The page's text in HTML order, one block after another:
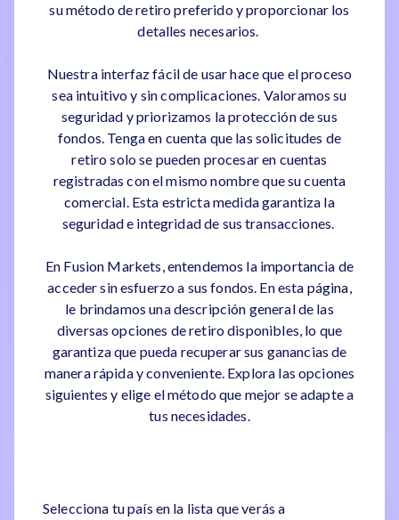
su método de retiro preferido y proporcionar los
detalles necesarios.
Nuestra interfaz fácil de usar hace que el proceso
sea intuitivo y sin complicaciones. Valoramos su
seguridad y priorizamos la protección de sus
fondos. Tenga en cuenta que las solicitudes de
retiro solo se pueden procesar en cuentas
registradas con el mismo nombre que su cuenta
comercial. Esta estricta medida garantiza la
seguridad e integridad de sus transacciones.
En Fusion Markets, entendemos la importancia de
acceder sin esfuerzo a sus fondos. En esta página,
le brindamos una descripción general de las
diversas opciones de retiro disponibles, lo que
garantiza que pueda recuperar sus ganancias de
manera rápida y conveniente. Explora las opciones
siguientes y elige el método que mejor se adapte a
tus necesidades.
Selecciona tu país en la lista que verás a